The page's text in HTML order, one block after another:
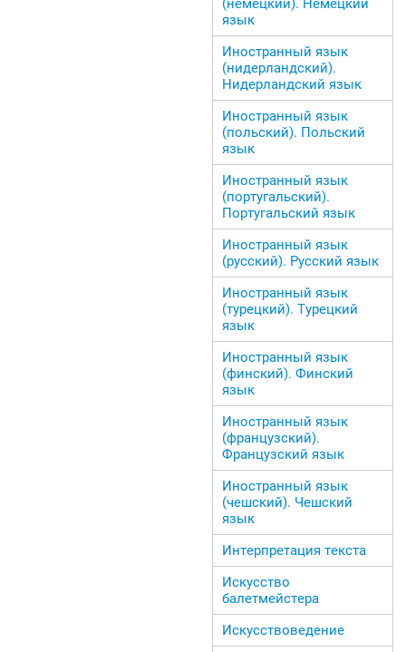
(немецкий). Немецкий
язык
Иностранный язык
(нидерландский).
Нидерландский язык
Иностранный язык
(польский). Польский
язык
Иностранный язык
(португальский).
Португальский язык
Иностранный язык
(русский). Русский язык
Иностранный язык
(турецкий). Турецкий
язык
Иностранный язык
(финский). Финский
язык
Иностранный язык
(французский).
Французский язык
Иностранный язык
(чешский). Чешский
язык
Интерпретация текста
Искусство
балетмейстера
Искусствоведение